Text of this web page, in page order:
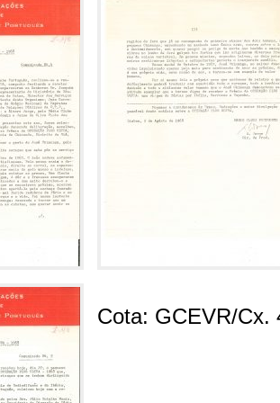
Cota: GCEVR/Cx.